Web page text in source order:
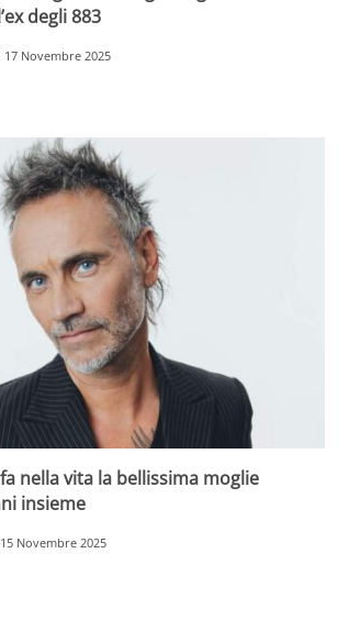
degli 883
17 Novembre 2025
nella vita la bellissima moglie
insieme
15 Novembre 2025